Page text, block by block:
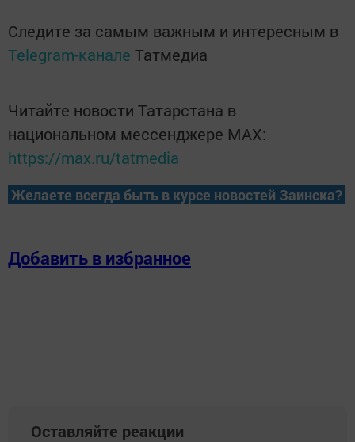
Следите за самым важным и интересным в
Telegram-канале Татмедиа
Читайте новости Татарстана в
национальном мессенджере MАХ:
https://max.ru/tatmedia
Желаете всегда быть в курсе новостей Заинска?
Добавить в избранное
Оставляйте реакции